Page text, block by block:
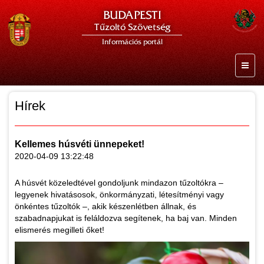
BUDAPESTI
Tűzoltó Szövetség
Információs portál
Hírek
Kellemes húsvéti ünnepeket!
2020-04-09 13:22:48
A húsvét közeledtével gondoljunk mindazon tűzoltókra –
legyenek hivatásosok, önkormányzati, létesítményi vagy
önkéntes tűzoltók –, akik készenlétben állnak, és
szabadnapjukat is feláldozva segítenek, ha baj van. Minden
elismerés megilleti őket!